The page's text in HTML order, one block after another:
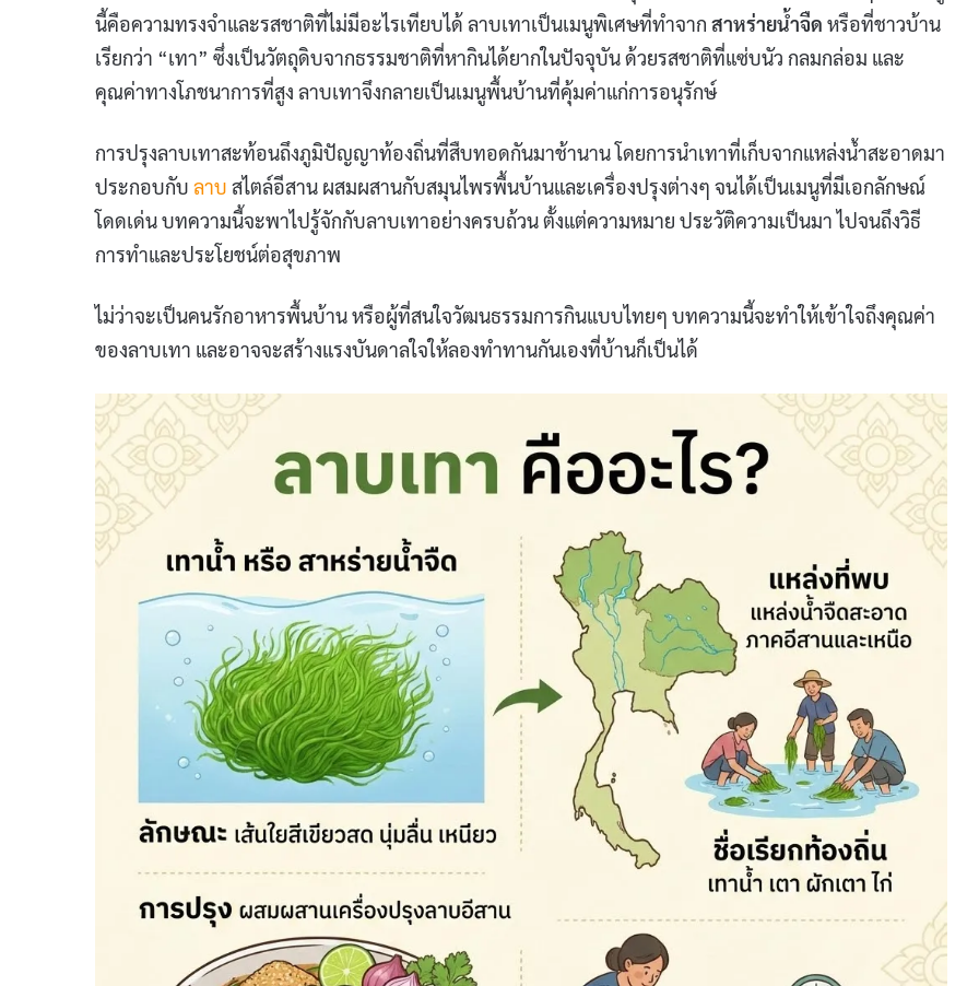
นี้คือความทรงจำและรสชาติที่ไม่มีอะไรเทียบได้ ลาบเทาเป็นเมนูพิเศษที่ทำจาก สาหร่ายน้ำจืด หรือที่ชาวบ้าน
เรียกว่า “เทา” ซึ่งเป็นวัตถุดิบจากธรรมชาติที่หากินได้ยากในปัจจุบัน ด้วยรสชาติที่แซ่บนัว กลมกล่อม และ
คุณค่าทางโภชนาการที่สูง ลาบเทาจึงกลายเป็นเมนูพื้นบ้านที่คุ้มค่าแก่การอนุรักษ์
การปรุงลาบเทาสะท้อนถึงภูมิปัญญาท้องถิ่นที่สืบทอดกันมาช้านาน โดยการนำเทาที่เก็บจากแหล่งน้ำสะอาดมา
ประกอบกับ ลาบ สไตล์อีสาน ผสมผสานกับสมุนไพรพื้นบ้านและเครื่องปรุงต่างๆ จนได้เป็นเมนูที่มีเอกลักษณ์
โดดเด่น บทความนี้จะพาไปรู้จักกับลาบเทาอย่างครบถ้วน ตั้งแต่ความหมาย ประวัติความเป็นมา ไปจนถึงวิธี
การทำและประโยชน์ต่อสุขภาพ
ไม่ว่าจะเป็นคนรักอาหารพื้นบ้าน หรือผู้ที่สนใจวัฒนธรรมการกินแบบไทยๆ บทความนี้จะทำให้เข้าใจถึงคุณค่า
ของลาบเทา และอาจจะสร้างแรงบันดาลใจให้ลองทำทานกันเองที่บ้านก็เป็นได้